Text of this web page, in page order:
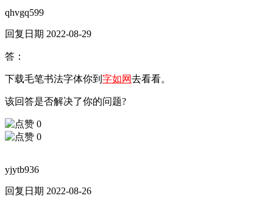
qhvgq599
回复日期 2022-08-29
答：
下载毛笔书法字体你到 字如网去看看。
该回答是否解决了你的问题?
0
0
yjytb936
回复日期 2022-08-26